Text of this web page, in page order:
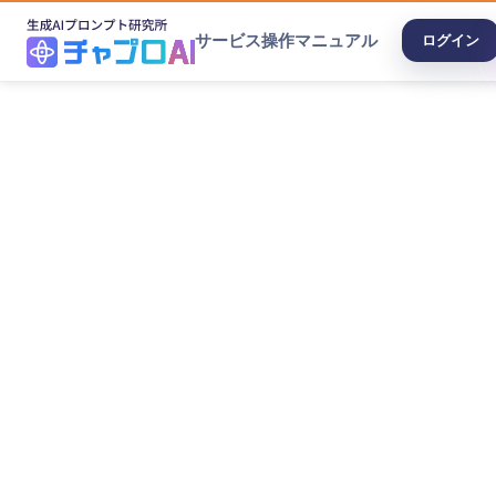
サービス操作マニュアル ログイン